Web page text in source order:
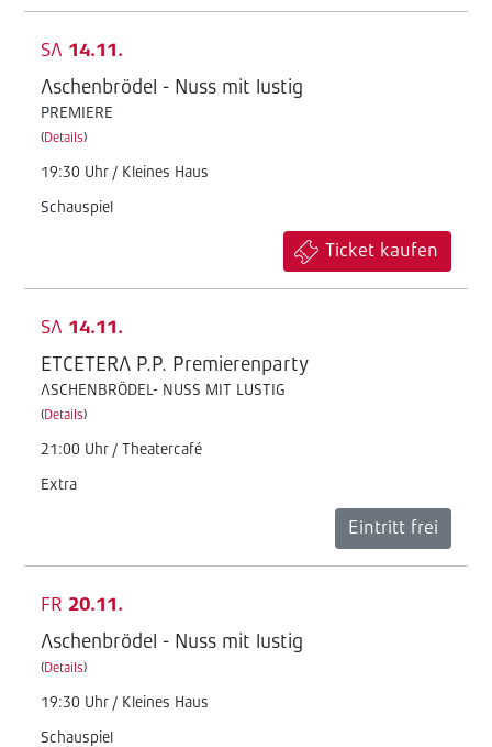
SA 14.11.
Aschenbrödel - Nuss mit lustig
PREMIERE
(Details)
19:30 Uhr / Kleines Haus
Schauspiel
Ticket kaufen
SA 14.11.
ETCETERA P.P. Premierenparty
ASCHENBRÖDEL- NUSS MIT LUSTIG
(Details)
21:00 Uhr / Theatercafé
Extra
Eintritt frei
FR 20.11.
Aschenbrödel - Nuss mit lustig
(Details)
19:30 Uhr / Kleines Haus
Schauspiel